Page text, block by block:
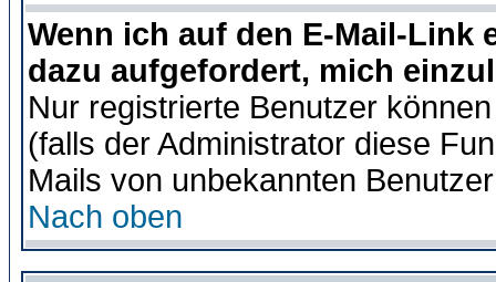
Wenn ich auf den E-Mail-Link
dazu aufgefordert, mich
Nur registrierte Benutzer
(falls der Administrator diese
Mails von unbekannten
Nach oben